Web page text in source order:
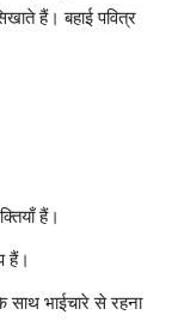
हैं। बहाई पवित्र
हैं।
हैं।
साथ भाईचारे से रहना